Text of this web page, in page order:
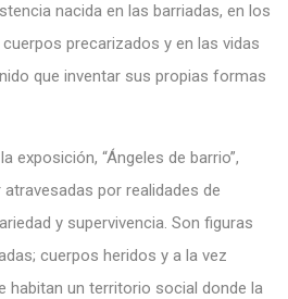
nacida en las barriadas, en los
precarizados y en las vidas
que inventar sus propias formas
exposición, “Ángeles de barrio”,
por realidades de
y supervivencia. Son figuras
cuerpos heridos y a la vez
habitan un territorio social donde la